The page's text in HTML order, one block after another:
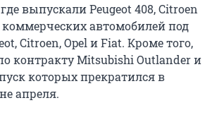
выпускали Peugeot 408, Citroen
коммерческих автомобилей под
Citroen, Opel и Fiat. Кроме того,
контракту Mitsubishi Outlander и
которых прекратился в
апреля.